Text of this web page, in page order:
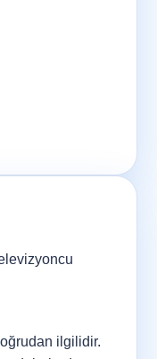
ilgilidir.